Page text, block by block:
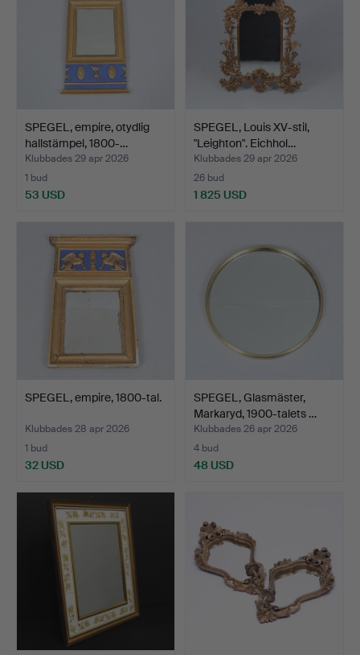
SPEGEL, empire, otydlig
hallstämpel, 1800-…
Klubbades 29 apr 2026
1 bud
53 USD
SPEGEL, Louis XV-stil,
"Leighton". Eichhol…
Klubbades 29 apr 2026
26 bud
1 825 USD
SPEGEL, empire, 1800-tal.
Klubbades 28 apr 2026
1 bud
32 USD
SPEGEL, Glasmäster,
Markaryd, 1900-talets …
Klubbades 26 apr 2026
4 bud
48 USD